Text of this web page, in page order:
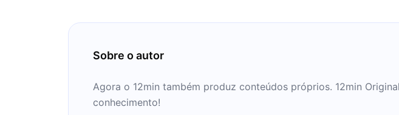
Sobre o autor
Agora o 12min também produz conteúdos próprios. 12min
conhecimento!